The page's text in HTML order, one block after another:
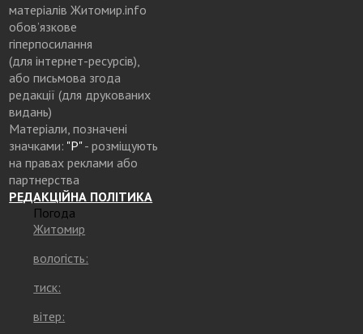
матеріалів Житомир.info
обов’язкове
гіперпосилання
(для інтернет-ресурсів),
або письмова згода
редакції (для друкованих
видань)
Матеріали, позначені
значками: "Р"- розміщують
на правах реклами або
партнерства
РЕДАКЦІЙНА ПОЛІТИКА
Погода
Житомир
вологість:
тиск:
вітер: